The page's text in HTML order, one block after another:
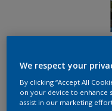
We respect your
By clicking “Accept All
on your device to enhance
assist in our marketing